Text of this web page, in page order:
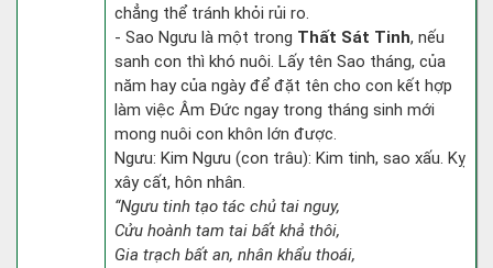
chẳng thể tránh khỏi rủi ro.
- Sao Ngưu là một trong Thất Sát Tinh, nếu
sanh con thì khó nuôi. Lấy tên Sao tháng, của
năm hay của ngày để đặt tên cho con kết hợp
làm việc Âm Đức ngay trong tháng sinh mới
mong nuôi con khôn lớn được.
Ngưu: Kim Ngưu (con trâu): Kim tinh, sao xấu. Kỵ
xây cất, hôn nhân.
“Ngưu tinh tạo tác chủ tai nguy,
Cửu hoành tam tai bất khả thôi,
Gia trạch bất an, nhân khẩu thoái,